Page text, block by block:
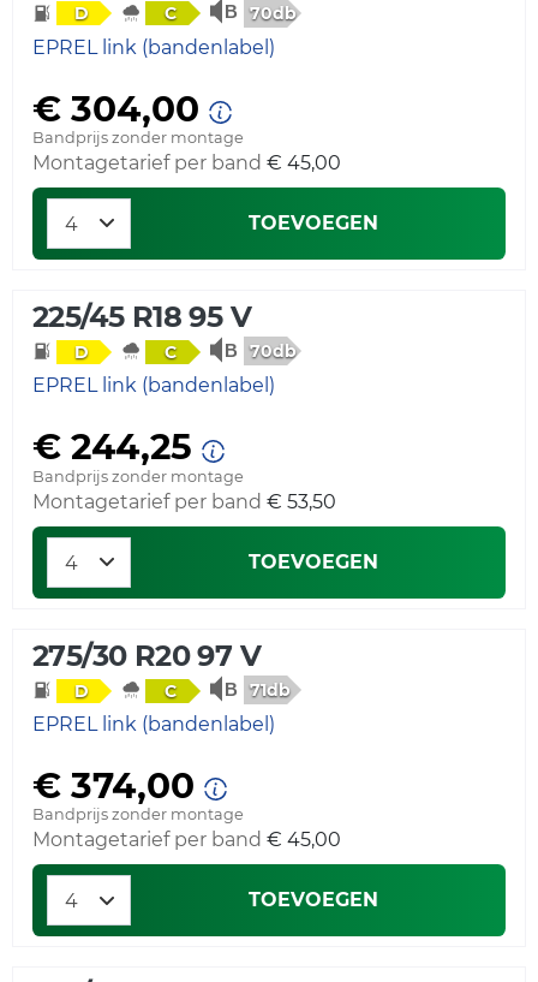
D C 70db
EPREL link (bandenlabel)
€ 304,00
Bandprijs zonder montage
Montagetarief per band € 45,00
TOEVOEGEN
225/45 R18 95 V
D C 70db
EPREL link (bandenlabel)
€ 244,25
Bandprijs zonder montage
Montagetarief per band € 53,50
TOEVOEGEN
275/30 R20 97 V
D C 71db
EPREL link (bandenlabel)
€ 374,00
Bandprijs zonder montage
Montagetarief per band € 45,00
TOEVOEGEN